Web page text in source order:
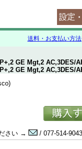
送料・お支払い方法
GE Mgt,2 AC,3DES/
GE Mgt,2 AC,3DES/
さい → / 077-514-